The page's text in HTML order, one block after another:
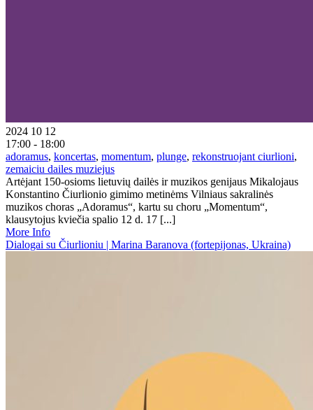
2024 10 12
17:00 - 18:00
adoramus, koncertas, momentum, plunge, rekonstruojant ciurlioni,
zemaiciu dailes muziejus
Artėjant 150-osioms lietuvių dailės ir muzikos genijaus Mikalojaus
Konstantino Čiurlionio gimimo metinėms Vilniaus sakralinės
muzikos choras „Adoramus“, kartu su choru „Momentum“,
klausytojus kviečia spalio 12 d. 17 [...]
More Info
Dialogai su Čiurlioniu | Marina Baranova (fortepijonas, Ukraina)